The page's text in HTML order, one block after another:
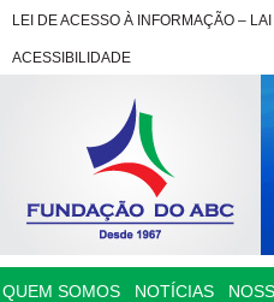
LEI DE ACESSO À INFORMAÇÃO – LAI
ACESSIBILIDADE
QUEM SOMOS NOTÍCIAS